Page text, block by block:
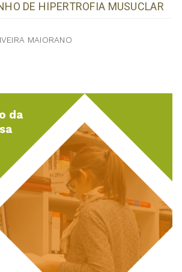
DE HIPERTROFIA MUSUCLAR
MAIORANO
da